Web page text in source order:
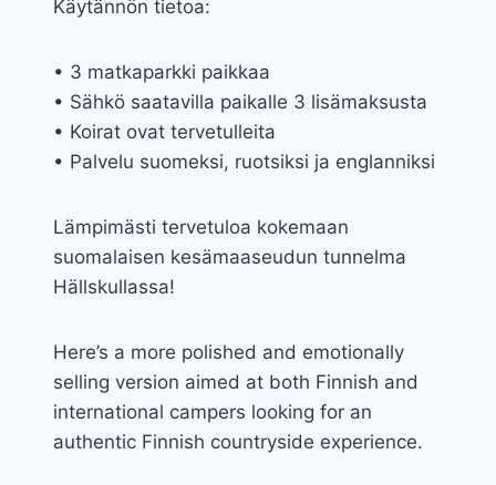
Käytännön tietoa:
• 3 matkaparkki paikkaa
• Sähkö saatavilla paikalle 3 lisämaksusta
• Koirat ovat tervetulleita
• Palvelu suomeksi, ruotsiksi ja englanniksi
Lämpimästi tervetuloa kokemaan
suomalaisen kesämaaseudun tunnelma
Hällskullassa!
Here’s a more polished and emotionally
selling version aimed at both Finnish and
international campers looking for an
authentic Finnish countryside experience.